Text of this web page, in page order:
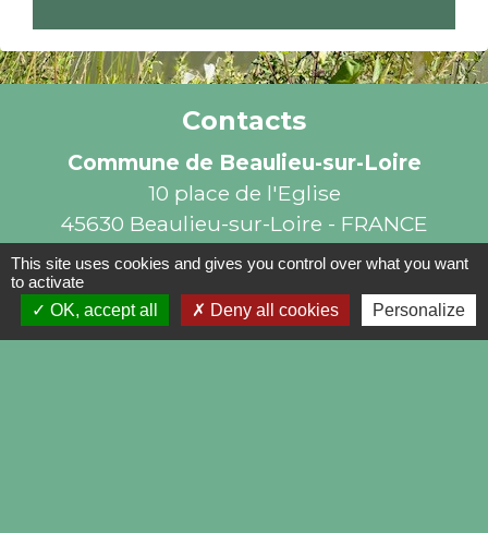
Contacts
Commune de Beaulieu-sur-Loire
10 place de l'Eglise
45630 Beaulieu-sur-Loire - FRANCE
+33 2 38 35 80 48
This site uses cookies and gives you control over what you want
to activate
OK, accept all
Deny all cookies Personalize